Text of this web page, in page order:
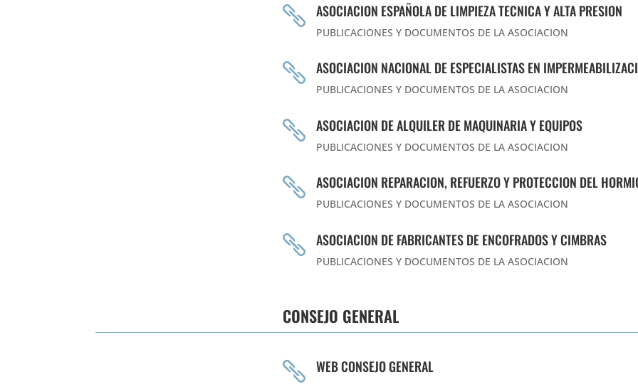
 ASOCIACION ESPAÑOLA DE LIMPIEZA TECNICA Y ALTA PRESION
PUBLICACIONES Y DOCUMENTOS DE LA ASOCIACION
 ASOCIACION NACIONAL DE ESPECIALISTAS EN
PUBLICACIONES Y DOCUMENTOS DE LA ASOCIACION
 ASOCIACION DE ALQUILER DE MAQUINARIA Y EQUIPOS
PUBLICACIONES Y DOCUMENTOS DE LA ASOCIACION
 ASOCIACION REPARACION, REFUERZO Y PROTECCION DEL
PUBLICACIONES Y DOCUMENTOS DE LA ASOCIACION
 ASOCIACION DE FABRICANTES DE ENCOFRADOS Y CIMBRAS
PUBLICACIONES Y DOCUMENTOS DE LA ASOCIACION
CONSEJO GENERAL
 WEB CONSEJO GENERAL